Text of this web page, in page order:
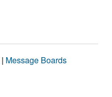
| Message Boards